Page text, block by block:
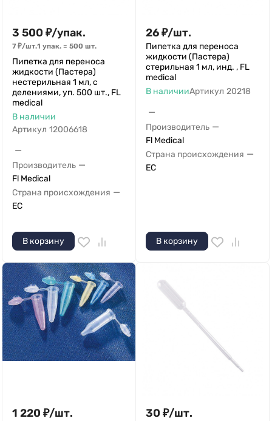
3 500 ₽/упак.
7 ₽/шт.1 упак. = 500 шт.
Пипетка для переноса
жидкости (Пастера)
нестерильная 1 мл, с
делениями, уп. 500 шт., FL
medical
В наличии
Артикул 12006618
—
Производитель —
Fl Medical
Страна происхождения —
ЕС
В корзину
26₽/шт.
Пипетка для переноса
жидкости (Пастера)
стерильная 1 мл, инд. , FL
medical
В наличииАртикул 20218
—
Производитель —
Fl Medical
Страна происхождения —
ЕС
В корзину
1 220 ₽/шт. 30 ₽/шт.